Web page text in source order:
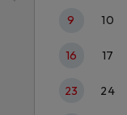
9 10
16 17
23 24